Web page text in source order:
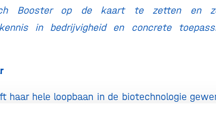
Booster op de kaart te zetten en
in bedrijvigheid en concrete
haar hele loopbaan in de biotechnologie